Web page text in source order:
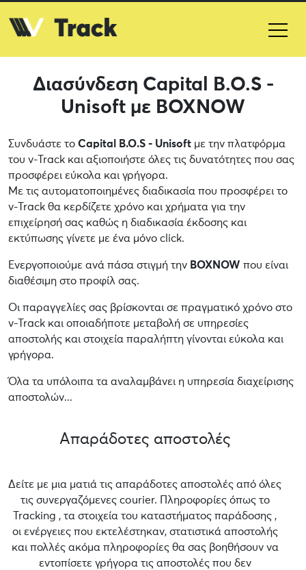
Διασύνδεση Capital B.O.S -
Unisoft με BOXNOW
Συνδυάστε το Capital B.O.S - Unisoft με την πλατφόρμα
του v-Track και αξιοποιήστε όλες τις δυνατότητες που σας
προσφέρει εύκολα και γρήγορα.
Με τις αυτοματοποιημένες διαδικασία που προσφέρει το
v-Track θα κερδίζετε χρόνο και χρήματα για την
επιχείρησή σας καθώς η διαδικασία έκδοσης και
εκτύπωσης γίνετε με ένα μόνο click.
Ενεργοποιούμε ανά πάσα στιγμή την BOXNOW που είναι
διαθέσιμη στο προφίλ σας.
Οι παραγγελίες σας βρίσκονται σε πραγματικό χρόνο στο
v-Track και οποιαδήποτε μεταβολή σε υπηρεσίες
αποστολής και στοιχεία παραλήπτη γίνονται εύκολα και
γρήγορα.
Όλα τα υπόλοιπα τα αναλαμβάνει η υπηρεσία διαχείρισης
αποστολών...
Απαράδοτες αποστολές
Δείτε με μια ματιά τις απαράδοτες αποστολές από όλες
τις συνεργαζόμενες courier. Πληροφορίες όπως το
Tracking , τα στοιχεία του καταστήματος παράδοσης ,
οι ενέργειες που εκτελέστηκαν, στατιστικά αποστολής
και πολλές ακόμα πληροφορίες θα σας βοηθήσουν να
εντοπίσετε γρήγορα τις αποστολές που δεν